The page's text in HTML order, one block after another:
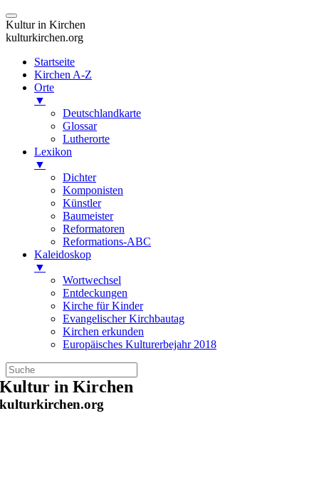
Kultur in Kirchen
kulturkirchen.org
Startseite
Kirchen A-Z
Orte
▼
Deutschlandkarte
Glossar
Lutherorte
Lexikon
▼
Dichter
Komponisten
Künstler
Baumeister
Reformatoren
Reformations-ABC
Kaleidoskop
▼
Wortwechsel
Entdeckungen
Kirche für Kinder
Evangelischer Kirchbautag
Kirchen erkunden
Europäisches Kulturerbejahr 2018
Zum
Inhalt
springen
Kultur in Kirchen
kulturkirchen.org